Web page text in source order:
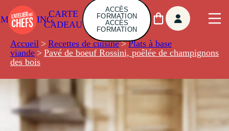
CARTE
CADEAU
ACCÈS
FORMATION
ACCÈS
FORMATION
Accueil > Recettes de cuisine > Plats à base
viande > Pavé de boeuf Rossini, poêlée de champignons
des bois